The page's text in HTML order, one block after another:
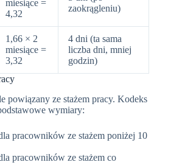
miesiące =
4,32
zaokrągleniu)
1,66 × 2
miesiące =
3,32
4 dni (ta sama
liczba dni, mniej
godzin)
powiązany ze stażem pracy. Kodeks
wymiary:
pracowników ze stażem poniżej 10
pracowników ze stażem co